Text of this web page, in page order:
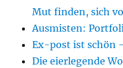
Mut finden, sich
Ausmisten:
Ex-post ist schön
Die eierlegende